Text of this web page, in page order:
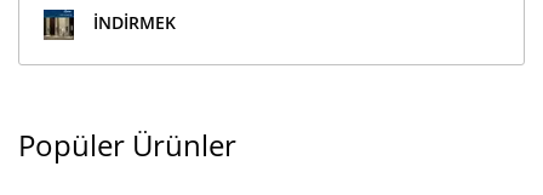
İNDIRMEK
Popüler Ürünler